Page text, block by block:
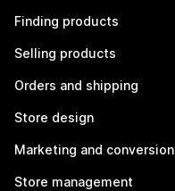
Finding products
Selling products
Orders and shipping
Store design
Marketing and conversion
Store management